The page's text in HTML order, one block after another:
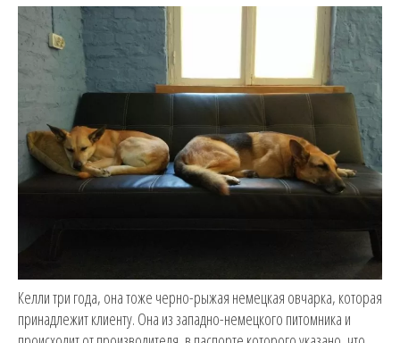
Келли три года, она тоже черно-рыжая немецкая овчарка, которая
принадлежит клиенту. Она из западно-немецкого питомника и